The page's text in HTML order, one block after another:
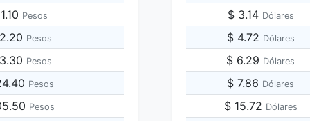
Pesos
Pesos
Pesos
Pesos
Pesos
$ 3.14 Dólares
$ 4.72 Dólares
$ 6.29 Dólares
$ 7.86 Dólares
$ 15.72 Dólares